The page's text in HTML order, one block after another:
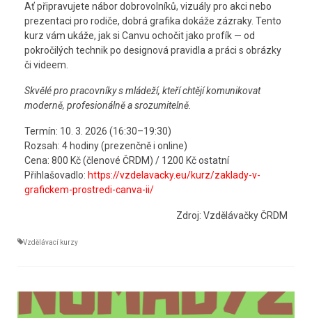
Ať připravujete nábor dobrovolníků, vizuály pro akci nebo
prezentaci pro rodiče, dobrá grafika dokáže zázraky. Tento
kurz vám ukáže, jak si Canvu ochočit jako profík — od
pokročilých technik po designová pravidla a práci s obrázky
či videem.
Skvělé pro pracovníky s mládeží, kteří chtějí komunikovat
moderně, profesionálně a srozumitelně.
Termín: 10. 3. 2026 (16:30–19:30)
Rozsah: 4 hodiny (prezenčně i online)
Cena: 800 Kč (členové ČRDM) / 1200 Kč ostatní
Přihlašovadlo: https://vzdelavacky.eu/kurz/zaklady-v-
grafickem-prostredi-canva-ii/
Zdroj: Vzdělávačky ČRDM
Vzdělávací kurzy